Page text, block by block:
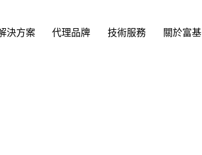
決方案 代理品牌 技術服務 關於富基